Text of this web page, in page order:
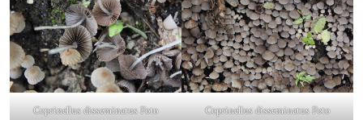
Coprinellus disseminatus Foto
Coprinellus disseminatus Foto